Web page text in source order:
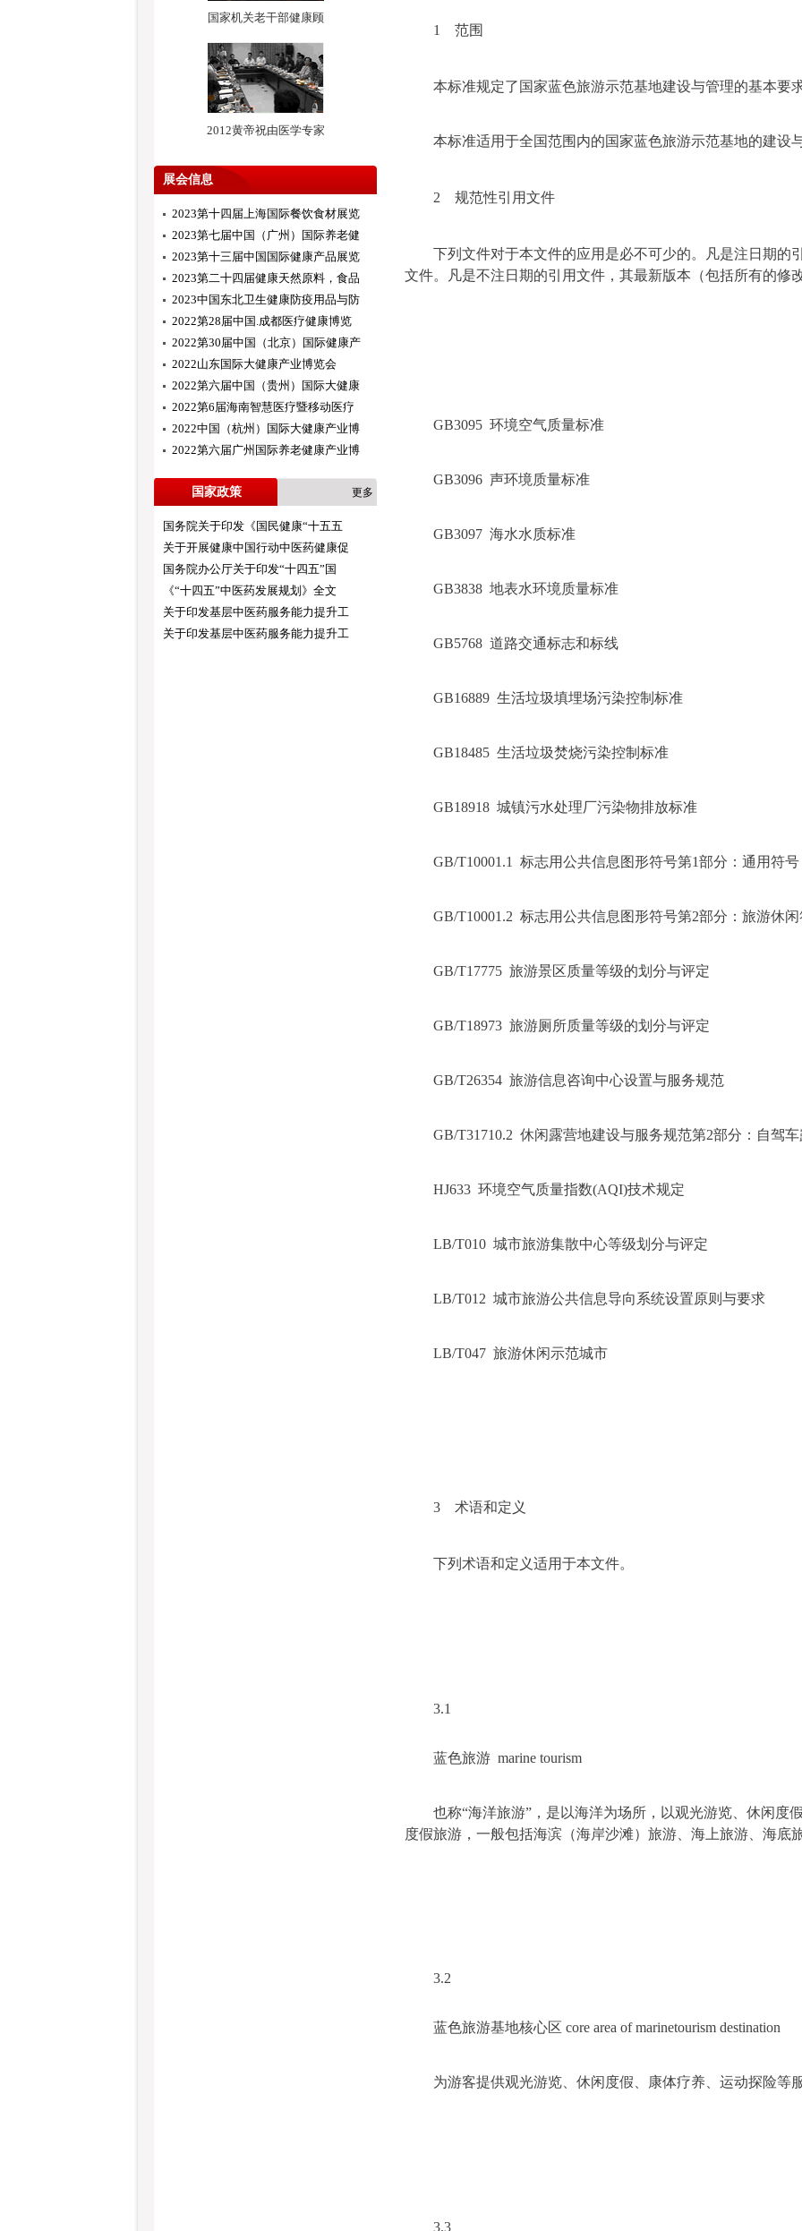
国家机关老干部健康顾
2012黄帝祝由医学专家
展会信息
2023第十四届上海国际餐饮食材展览
2023第七届中国（广州）国际养老健
2023第十三届中国国际健康产品展览
2023第二十四届健康天然原料，食品
2023中国东北卫生健康防疫用品与防
2022第28届中国.成都医疗健康博览
2022第30届中国（北京）国际健康产
2022山东国际大健康产业博览会
2022第六届中国（贵州）国际大健康
2022第6届海南智慧医疗暨移动医疗
2022中国（杭州）国际大健康产业博
2022第六届广州国际养老健康产业博
国家政策 更多
国务院关于印发《国民健康“十五五
关于开展健康中国行动中医药健康促
国务院办公厅关于印发“十四五”国
《“十四五”中医药发展规划》全文
关于印发基层中医药服务能力提升工
关于印发基层中医药服务能力提升工
1　范围
本标准规定了国家蓝色旅游示范基地建设与管理的基本要
本标准适用于全国范围内的国家蓝色旅游示范基地的建设
2　规范性引用文件
下列文件对于本文件的应用是必不可少的。凡是注日期的
文件。凡是不注日期的引用文件，其最新版本（包括所有的修
GB3095  环境空气质量标准
GB3096  声环境质量标准
GB3097  海水水质标准
GB3838  地表水环境质量标准
GB5768  道路交通标志和标线
GB16889  生活垃圾填埋场污染控制标准
GB18485  生活垃圾焚烧污染控制标准
GB18918  城镇污水处理厂污染物排放标准
GB/T10001.1  标志用公共信息图形符号第1部分：通用符号
GB/T10001.2  标志用公共信息图形符号第2部分：旅游休
GB/T17775  旅游景区质量等级的划分与评定
GB/T18973  旅游厕所质量等级的划分与评定
GB/T26354  旅游信息咨询中心设置与服务规范
GB/T31710.2  休闲露营地建设与服务规范第2部分：自驾
HJ633  环境空气质量指数(AQI)技术规定
LB/T010  城市旅游集散中心等级划分与评定
LB/T012  城市旅游公共信息导向系统设置原则与要求
LB/T047  旅游休闲示范城市
3　术语和定义
下列术语和定义适用于本文件。
3.1
蓝色旅游  marine tourism
也称“海洋旅游”，是以海洋为场所，以观光游览、休闲度
度假旅游，一般包括海滨（海岸沙滩）旅游、海上旅游、海底
3.2
蓝色旅游基地核心区 core area of marinetourism destination
为游客提供观光游览、休闲度假、康体疗养、运动探险等
3.3